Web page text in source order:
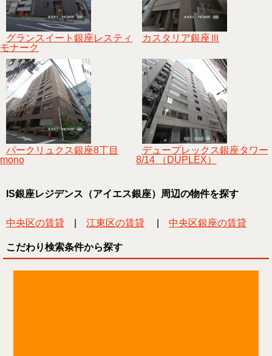
グランスイート銀座レスティ
モナーク
カスタリア銀座Ⅲ
パークリュクス銀座8丁目
mono
デュープレックス銀座タワー
8/14 （DUPLEX）
IS銀座レジデンス（アイエス銀座）周辺の物件を探す
中央区の賃貸 江東区の賃貸 中央区銀座の賃貸
こだわり検索条件から探す